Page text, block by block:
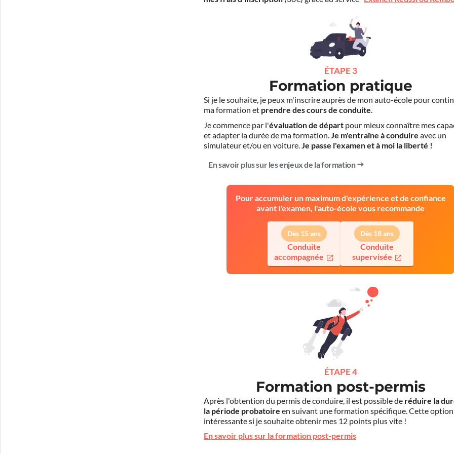
ÉTAPE 3
Formation pratique
Si je le souhaite, je peux m'inscrire auprès de mon auto-école pour
ma formation et prendre des cours de conduite.
Je commence par l'évaluation de départ pour mieux connaître mes
et adapter la durée de ma formation.Je m'entraîne à conduire avec un
simulateur et/ou en voiture.Je passe l'examen et à moi la liberté !
En savoir plus sur les enjeux de la formation
Pour accumuler un maximum d'expérience et de confiance
avant l'examen, l'auto-école vous recommande
Dès 15 ans
Conduite
accompagnée
Dès 18 ans
Conduite
supervisée
ÉTAPE 4
Formation post-permis
Après l'obtention du permis de conduire, il est possible de réduire la
la période probatoire en suivant une formation spécifique. Cette
intéressante si je souhaite obtenir mes 12 points plus vite !
En savoir plus sur la formation post-permis